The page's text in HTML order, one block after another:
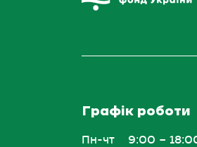
Графік роботи
Пн-чт 9:00 –